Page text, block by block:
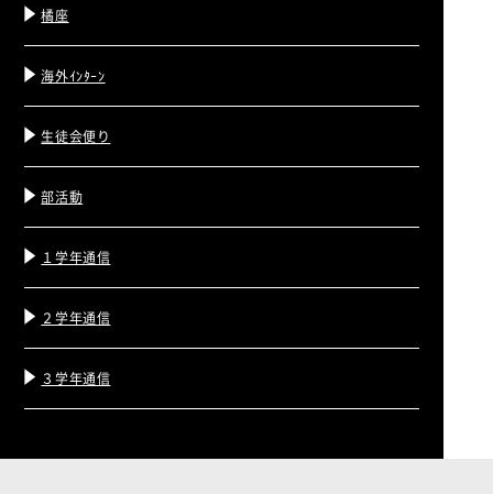
橘座
海外ｲﾝﾀｰﾝ
生徒会便り
部活動
１学年通信
２学年通信
３学年通信